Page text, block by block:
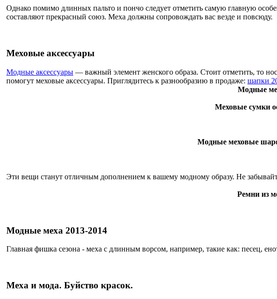
Однако помимо длинных пальто и пончо следует отметить самую главную
составляют прекрасный союз. Меха должны сопровождать вас везде и повсюду.
Меховые аксессуары
Модные аксессуары — важный элемент женского образа. Стоит отметить, то
помогут меховые аксессуары. Приглядитесь к разнообразию в продаже: шапки
Модные
Меховые сумки
Модные меховые
Эти вещи станут отличным дополнением к вашему модному образу. Не
Ремни из
Модные меха 2013-2014
Главная фишка сезона - меха с длинным ворсом, например, такие как: песец,
Меха и мода. Буйство красок.